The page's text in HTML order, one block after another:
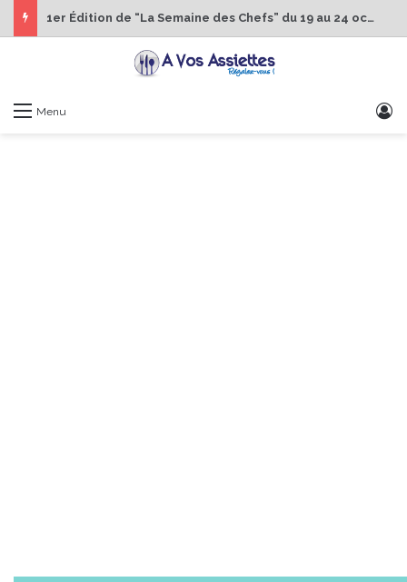
1er Édition de “La Semaine des Chefs” du 19 au 24 octobre 2026
Menu